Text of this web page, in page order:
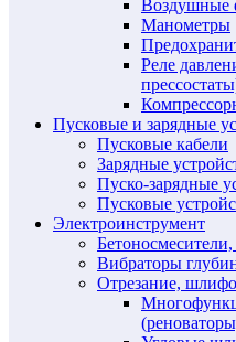
Воздушные
Манометры
Реле
Пусковые и зарядные
Пусковые кабели
Зарядные
Пуско-зарядные
Пусковые
Электроинструмент
Вибраторы
Отрезание,